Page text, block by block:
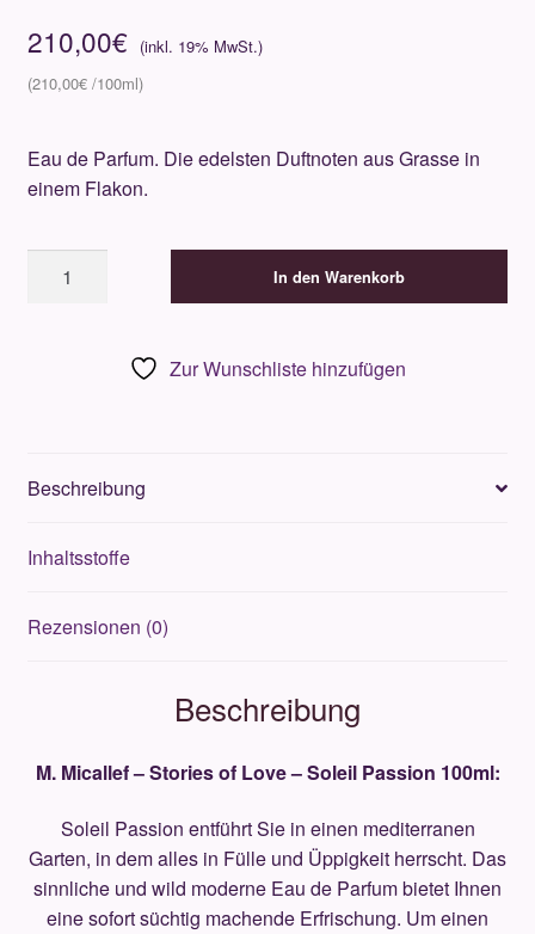
210,00€
210,00€
Eau de Parfum. Die edelsten Duftnoten aus Grasse in
einem Flakon.
Micallef
Passion
Menge
In den Warenkorb
Zur Wunschliste hinzufügen
Beschreibung
Inhaltsstoffe
Rezensionen (0)
Beschreibung
M. Micallef – Stories of Love – Soleil Passion 100ml:
Soleil Passion entführt Sie in einen mediterranen
Garten, in dem alles in Fülle und Üppigkeit herrscht. Das
sinnliche und wild moderne Eau de Parfum bietet Ihnen
eine sofort süchtig machende Erfrischung. Um einen